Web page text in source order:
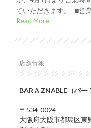
ていただきます。 ■営
Read More
店舗情報
BAR A ZNABLE（バー
〒534-0024
大阪府大阪市都島区